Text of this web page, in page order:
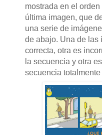
mostrada en el
última imagen, que
una serie de
de abajo. Una de las
correcta, otra es
la secuencia y otra
secuencia totalmente